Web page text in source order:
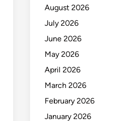
August 2026
July 2026
June 2026
May 2026
April 2026
March 2026
February 2026
January 2026